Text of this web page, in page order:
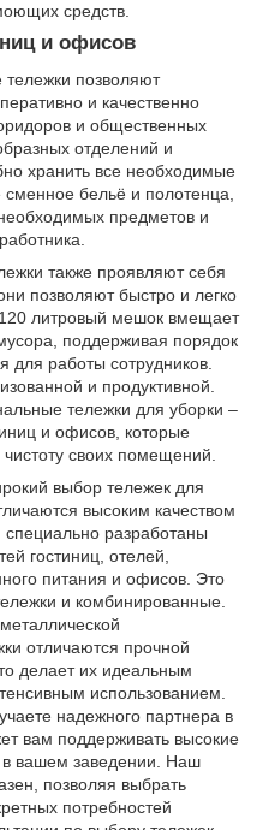
средств.
и офисов
позволяют
и качественно
и общественных
отделений и
хранить все необходимые
бельё и полотенца,
предметов и
также проявляют себя
позволяют быстро и легко
литровый мешок вмещает
поддерживая порядок
для работы сотрудников.
и продуктивной.
тележки для уборки –
и офисов, которые
своих помещений.
выбор тележек для
высоким качеством
разработаны
гостиниц, отелей,
питания и офисов. Это
и комбинированные.
отличаются прочной
делает их идеальным
использованием.
надежного партнера в
вам поддерживать высокие
в вашем заведении. Наш
позволяя выбрать
потребностей